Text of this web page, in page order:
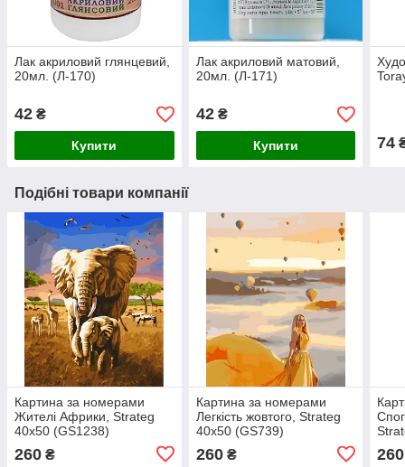
Лак акриловий глянцевий,
20мл. (Л-170)
42 ₴
Купити
Лак акриловий матовий,
20мл. (Л-171)
42₴
Купити 74
Подібні товари компанії
Картина за номерами
Жителі Африки, Strateg
40х50 (GS1238)
260 ₴
Картина за номерами
Легкість жовтого, Strateg
40х50 (GS739)
260₴ 260